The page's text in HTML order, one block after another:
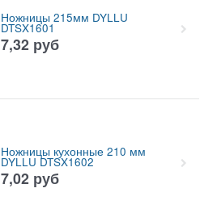
Ножницы 215мм DYLLU
DTSX1601
7,32 руб
Ножницы кухонные 210 мм
DYLLU DTSX1602
7,02 руб